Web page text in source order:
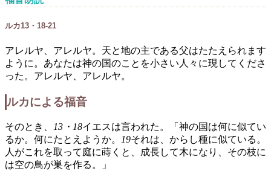
ルカ13・18-21
アレルヤ、アレルヤ。天と地の主である父はたたえられます
ように。あなたは神の国のことを小さい人々に現してくださ
った。アレルヤ、アレルヤ。
ルカによる福音
そのとき、 13・18イエスは言われた。「神の国は何に似てい
るか。何にたとえようか。 19それは、からし種に似ている。
人がこれを取って庭に蒔くと、成長して木になり、その枝に
は空の鳥が巣を作る。」